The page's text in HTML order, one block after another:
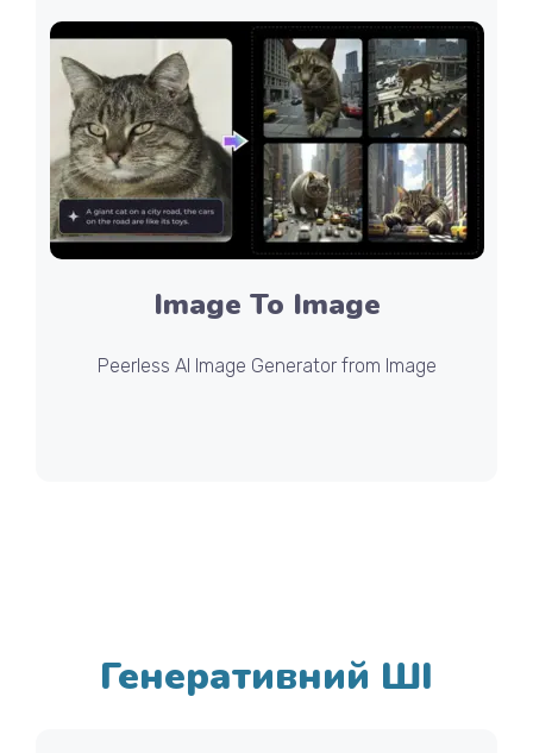
Image To Image
Peerless AI Image Generator from Image
Генеративний ШІ